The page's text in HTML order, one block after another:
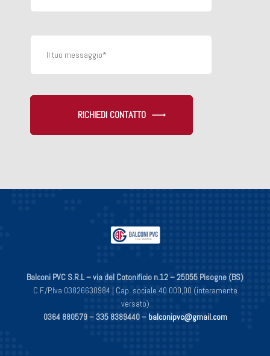
RICHIEDI CONTATTO
Balconi PVC S.R.L – via del Cotonificio n.12 – 25055 Pisogne (BS)
C.F./P.Iva 03826630984 | Cap. sociale 40.000,00 (interamente
versato)
0364 880579 –335 8389440 – balconipvc@gmail.com